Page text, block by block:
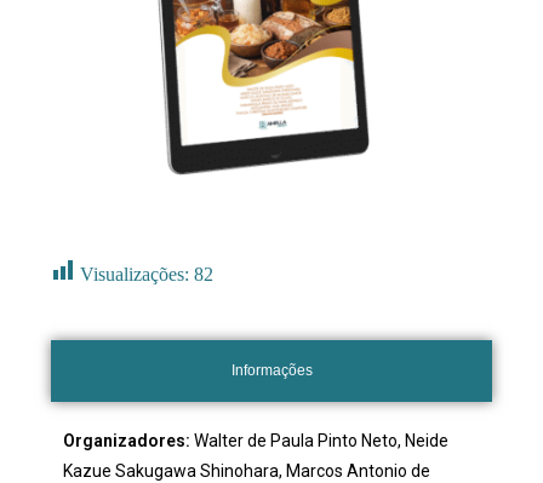
Visualizações: 82
Informações
Organizadores: Walter de Paula Pinto Neto, Neide
Kazue Sakugawa Shinohara, Marcos Antonio de